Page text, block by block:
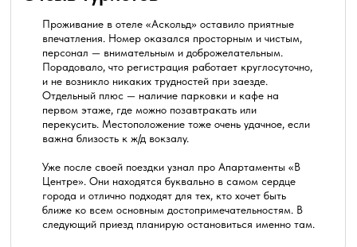
Проживание в отеле «Аскольд» оставило приятные
впечатления. Номер оказался просторным и чистым,
персонал — внимательным и доброжелательным.
Порадовало, что регистрация работает круглосуточно,
и не возникло никаких трудностей при заезде.
Отдельный плюс — наличие парковки и кафе на
первом этаже, где можно позавтракать или
перекусить. Местоположение тоже очень удачное, если
важна близость к ж/д вокзалу.
Уже после своей поездки узнал про Апартаменты «В
Центре». Они находятся буквально в самом сердце
города и отлично подходят для тех, кто хочет быть
ближе ко всем основным достопримечательностям. В
следующий приезд планирую остановиться именно там.